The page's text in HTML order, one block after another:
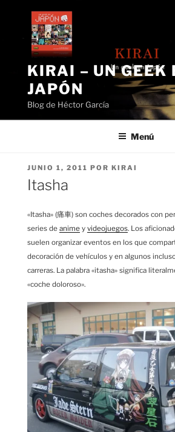
contenido
KIRAI – UN GEEK
JAPÓN
Blog de Héctor García
Menú
PUBLICADO
EL
JUNIO 1, 2011 POR KIRAI
Itasha
«Itasha» (痛車) son coches decorados con
series de anime y videojuegos. Los
suelen organizar eventos en los que
decoración de vehículos y en algunos
carreras. La palabra «itasha» significa
«coche doloroso».